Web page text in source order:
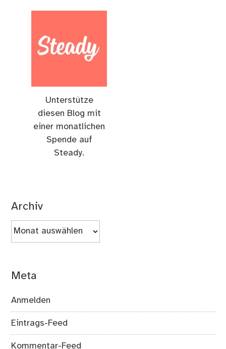
Unterstütze
diesen Blog mit
einer monatlichen
Spende auf
Steady.
Archiv
Archiv
Meta
Anmelden
Eintrags-Feed
Kommentar-Feed